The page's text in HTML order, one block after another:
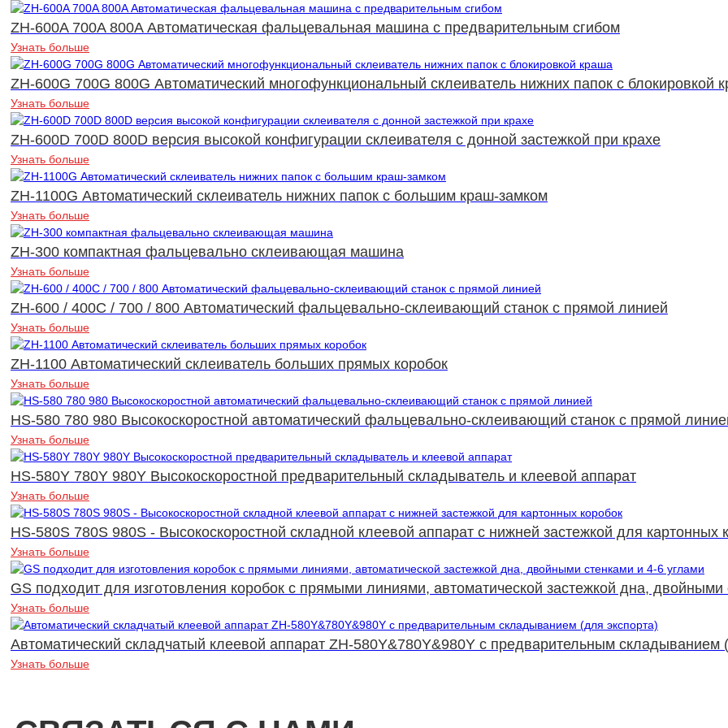
ZH-600A 700A 800A Автоматическая фальцевальная машина с предварительным сгибом
Узнать больше
ZH-600G 700G 800G Автоматический многофункциональный склеиватель нижних папок с блокировкой
Узнать больше
ZH-600D 700D 800D версия высокой конфигурации склеивателя с донной застежкой при крахе
Узнать больше
ZH-1100G Автоматический склеиватель нижних папок с большим краш-замком
Узнать больше
ZH-300 компактная фальцевально склеивающая машина
Узнать больше
ZH-600 / 400C / 700 / 800 Автоматический фальцевально-склеивающий станок с прямой линией
Узнать больше
ZH-1100 Автоматический склеиватель больших прямых коробок
Узнать больше
HS-580 780 980 Высокоскоростной автоматический фальцевально-склеивающий станок с прямой
Узнать больше
HS-580Y 780Y 980Y Высокоскоростной предварительный складыватель и клеевой аппарат
Узнать больше
HS-580S 780S 980S - Высокоскоростной складной клеевой аппарат с нижней застежкой для картонных
Узнать больше
GS подходит для изготовления коробок с прямыми линиями, автоматической застежкой дна, двойными
Узнать больше
Автоматический складчатый клеевой аппарат ZH-580Y&780Y&980Y с предварительным складыванием
Узнать больше